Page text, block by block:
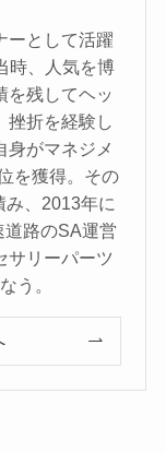
ーとして活躍
時、人気を博
を残してヘッ
折を経験し
身がマネジメ
を獲得。その
、2013年に
路のSA運営
サリーパーツ
う。